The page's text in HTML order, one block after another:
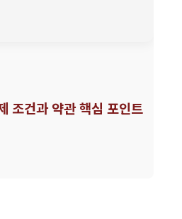
조건과 약관 핵심 포인트